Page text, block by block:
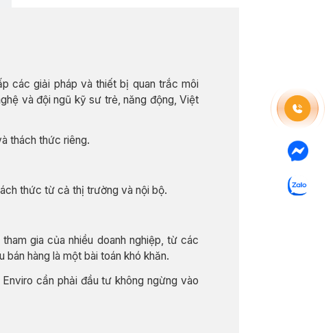
các giải pháp và thiết bị quan trắc môi
và đội ngũ kỹ sư trẻ, năng động, Việt
thách thức riêng.
thức từ cả thị trường và nội bộ.
gia của nhiều doanh nghiệp, từ các
hàng là một bài toán khó khăn.
cần phải đầu tư không ngừng vào